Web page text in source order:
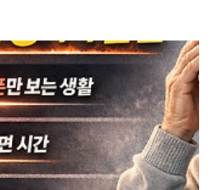
낄 수 있습니다.특히 된장국으로 끓이면 구수한
칠맛을 더한 시금치된장국을 소개합니다.집밥
수 있는 건강한 겨울 국 레시피입니다. ※시금
Paste Soup) ▶ 재료 (Ingredients)쌀뜨
water 1L)시금치 한 줌 (A handful of spinach)